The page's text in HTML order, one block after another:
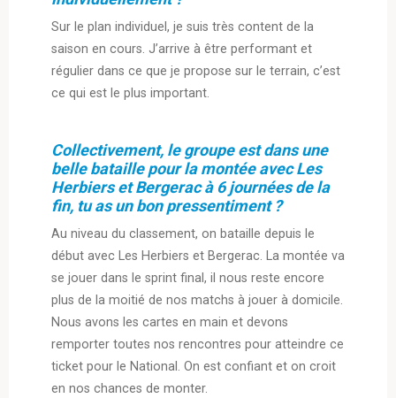
Sur le plan individuel, je suis très content de la
saison en cours. J’arrive à être performant et
régulier dans ce que je propose sur le terrain, c’est
ce qui est le plus important.
Collectivement, le groupe est dans une
belle bataille pour la montée avec Les
Herbiers et Bergerac à 6 journées de la
fin, tu as un bon pressentiment ?
Au niveau du classement, on bataille depuis le
début avec Les Herbiers et Bergerac. La montée va
se jouer dans le sprint final, il nous reste encore
plus de la moitié de nos matchs à jouer à domicile.
Nous avons les cartes en main et devons
remporter toutes nos rencontres pour atteindre ce
ticket pour le National. On est confiant et on croit
en nos chances de monter.